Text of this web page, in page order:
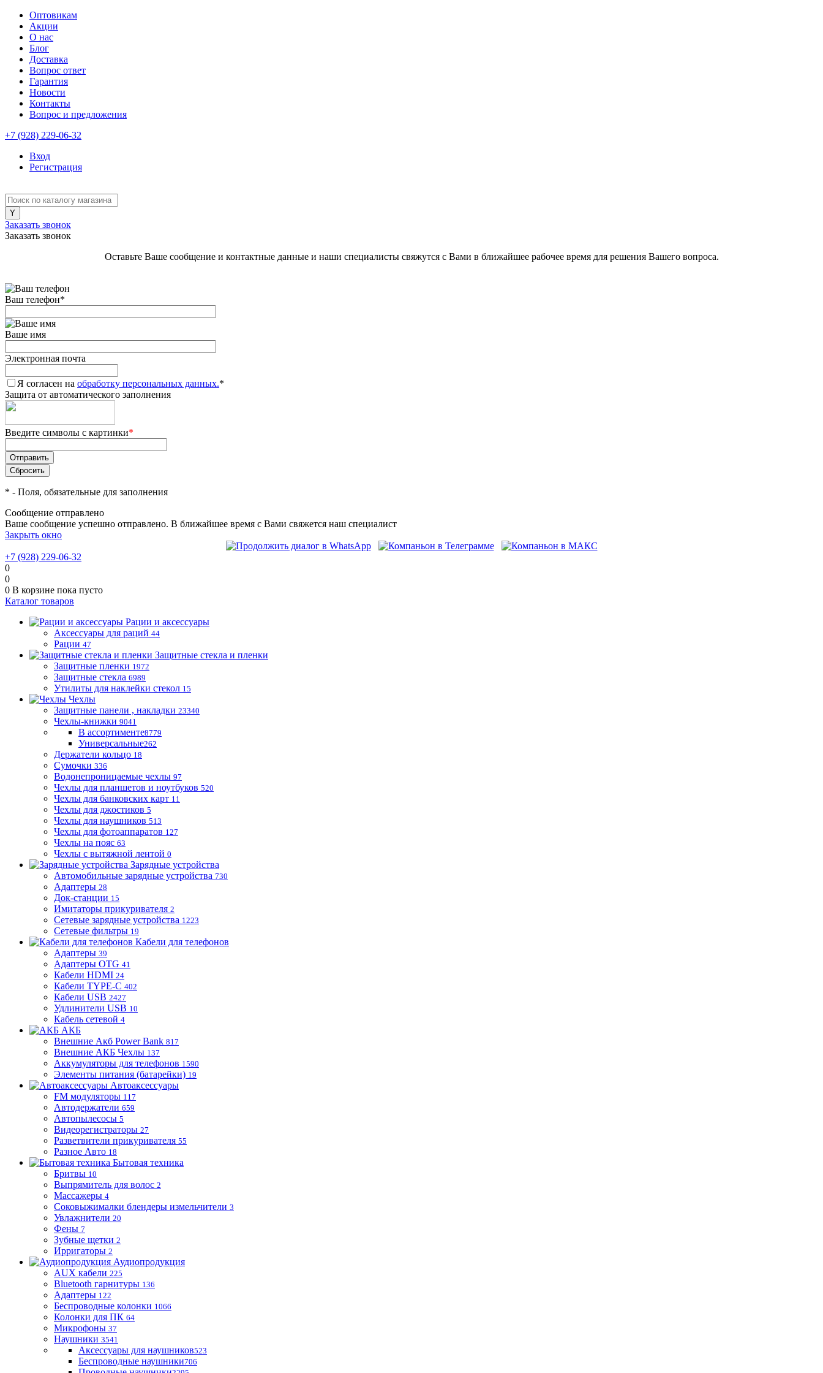
Оптовикам
Акции
О нас
Блог
Доставка
Вопрос ответ
Гарантия
Новости
Контакты
Вопрос и предложения
+7 (928) 229-06-32
Вход
Регистрация
Заказать звонок
Заказать звонок
Оставьте Ваше сообщение и контактные данные и наши специалисты свяжутся с Вами в ближайшее рабочее время для решения Вашего вопроса.
Ваш телефон*
Ваше имя
Электронная почта
Я согласен на обработку персональных данных.*
Защита от автоматического заполнения
Введите символы с картинки*
* - Поля, обязательные для заполнения
Сообщение отправлено
Ваше сообщение успешно отправлено. В ближайшее время с Вами свяжется наш специалист
Закрыть окно
+7 (928) 229-06-32
0
0
0 В корзине пока пусто
Каталог товаров
Рации и аксессуары
Аксессуары для раций 44
Рации 47
Защитные стекла и пленки
Защитные пленки 1972
Защитные стекла 6989
Утилиты для наклейки стекол 15
Чехлы
Защитные панели , накладки 23340
Чехлы-книжки 9041
В ассортименте8779
Универсальные262
Держатели кольцо 18
Сумочки 336
Водонепроницаемые чехлы 97
Чехлы для планшетов и ноутбуков 520
Чехлы для банковских карт 11
Чехлы для джостиков 5
Чехлы для наушников 513
Чехлы для фотоаппаратов 127
Чехлы на пояс 63
Чехлы с вытяжной лентой 0
Зарядные устройства
Автомобильные зарядные устройства 730
Адаптеры 28
Док-станции 15
Имитаторы прикуривателя 2
Сетевые зарядные устройства 1223
Сетевые фильтры 19
Кабели для телефонов
Адаптеры 39
Адаптеры OTG 41
Кабели HDMI 24
Кабели TYPE-C 402
Кабели USB 2427
Удлинители USB 10
Кабель сетевой 4
АКБ
Внешние Акб Power Bank 817
Внешние АКБ Чехлы 137
Аккумуляторы для телефонов 1590
Элементы питания (батарейки) 19
Автоаксессуары
FM модуляторы 117
Автодержатели 659
Автопылесосы 5
Видеорегистраторы 27
Разветвители прикуривателя 55
Разное Авто 18
Бытовая техника
Бритвы 10
Выпрямитель для волос 2
Массажеры 4
Соковыжималки блендеры измельчители 3
Увлажнители 20
Фены 7
Зубные щетки 2
Ирригаторы 2
Аудиопродукция
AUX кабели 225
Bluetooth гарнитуры 136
Адаптеры 122
Беспроводные колонки 1066
Колонки для ПК 64
Микрофоны 37
Наушники 3541
Аксессуары для наушников523
Беспроводные наушники706